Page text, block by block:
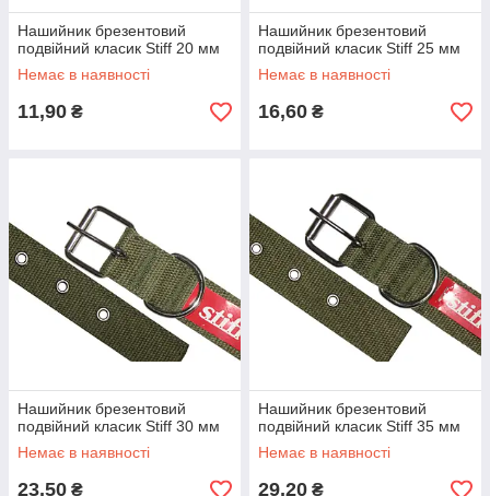
Нашийник брезентовий
подвійний класик Stiff 20 мм
Немає в наявності
11,90 ₴
Нашийник брезентовий
подвійний класик Stiff 25 мм
Немає в наявності
16,60 ₴
Нашийник брезентовий
подвійний класик Stiff 30 мм
Немає в наявності
23,50 ₴
Нашийник брезентовий
подвійний класик Stiff 35 мм
Немає в наявності
29,20 ₴